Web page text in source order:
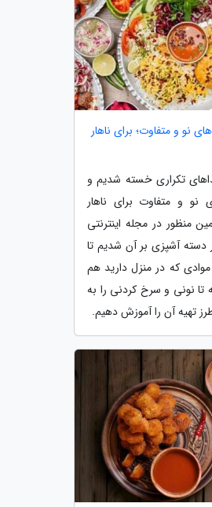
21 غذاهای نو و متفاوت؛ برای ناهار
تکراری خسته شدیم و
نو و متفاوت برای ناهار
منظور در مجله اینترنتی
دسته آشپزی بر آن شدیم تا
موادی که در منزل دارید هم
تا نونی و سرخ کردنی را به
تهیه آن را آموزش دهیم.